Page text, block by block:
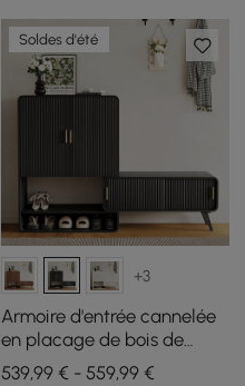
Soldes d'été
+3
Armoire d'entrée cannelée
en placage de bois de
frêne
539,99 € - 559,99 €